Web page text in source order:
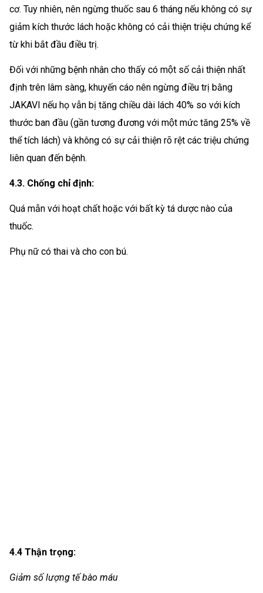
cơ. Tuy nhiên, nên ngừng thuốc sau 6 tháng nếu không có sự
giảm kích thước lách hoặc không có cải thiện triệu chứng kể
từ khi bắt đầu điều trị.
Đối với những bệnh nhân cho thấy có một số cải thiện nhất
định trên lâm sàng, khuyến cáo nên ngừng điều trị bằng
JAKAVI nếu họ vẫn bị tăng chiều dài lách 40% so với kích
thước ban đầu (gần tương đương với một mức tăng 25% về
thể tích lách) và không có sự cải thiện rõ rệt các triệu chứng
liên quan đến bệnh.
4.3. Chống chỉ định:
Quá mẫn với hoạt chất hoặc với bất kỳ tá dược nào của
thuốc.
Phụ nữ có thai và cho con bú.
4.4 Thận trọng:
Giảm số lượng tế bào máu